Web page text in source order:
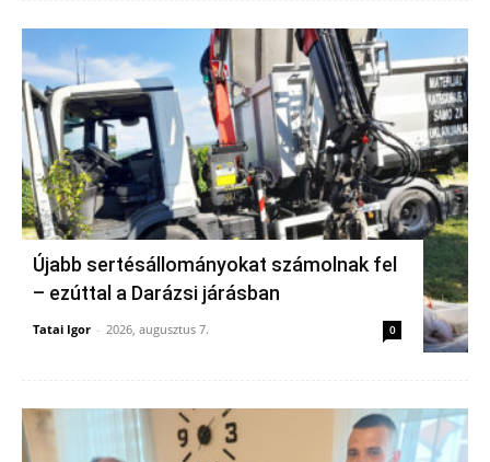
Újabb sertésállományokat számolnak fel
– ezúttal a Darázsi járásban
Tatai Igor - 2026, augusztus 7. 0